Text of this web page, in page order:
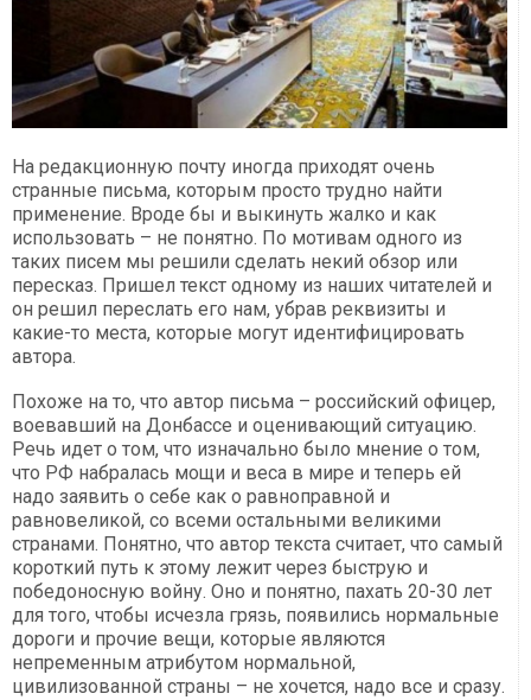
На редакционную почту иногда приходят очень
странные письма, которым просто трудно найти
применение. Вроде бы и выкинуть жалко и как
использовать – не понятно. По мотивам одного из
таких писем мы решили сделать некий обзор или
пересказ. Пришел текст одному из наших читателей и
он решил переслать его нам, убрав реквизиты и
какие-то места, которые могут идентифицировать
автора.
Похоже на то, что автор письма – российский офицер,
воевавший на Донбассе и оценивающий ситуацию.
Речь идет о том, что изначально было мнение о том,
что РФ набралась мощи и веса в мире и теперь ей
надо заявить о себе как о равноправной и
равновеликой, со всеми остальными великими
странами. Понятно, что автор текста считает, что самый
короткий путь к этому лежит через быструю и
победоносную войну. Оно и понятно, пахать 20-30 лет
для того, чтобы исчезла грязь, появились нормальные
дороги и прочие вещи, которые являются
непременным атрибутом нормальной,
цивилизованной страны – не хочется, надо все и сразу.